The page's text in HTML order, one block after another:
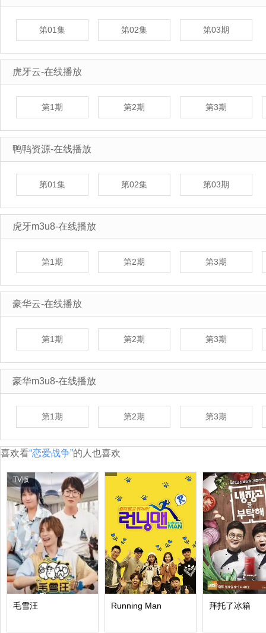
第01集 第02集 第03期
虎牙云-在线播放
第1期 第2期 第3期
鸭鸭资源-在线播放
第01集 第02集 第03期
虎牙m3u8-在线播放
第1期 第2期 第3期
豪华云-在线播放
第1期 第2期 第3期
豪华m3u8-在线播放
第1期 第2期 第3期
喜欢看“恋爱战争”的人也喜欢
毛雪汪
TV版
Running Man 拜托了冰箱